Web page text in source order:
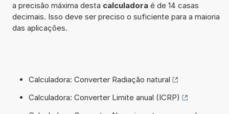
a precisão máxima desta calculadoraé de 14 casas
decimais. Isso deve ser preciso o suficiente para a maioria
das aplicações.
Calculadora: Converter Radiação natural
Calculadora: Converter Limite anual (ICRP)